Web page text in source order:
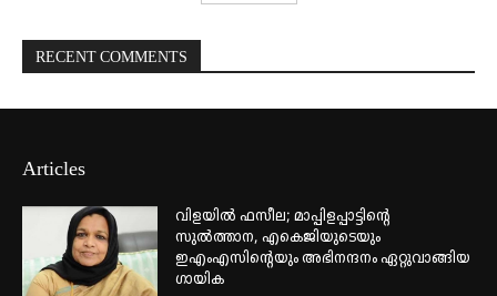
RECENT COMMENTS
Articles
വിളയിൽ ഫസീല; മാപ്പിളപ്പാട്ടിന്റെ
സുൽത്താന, എകെജിയുടെയും
ഇഎംഎസിന്റെയും അഭിനന്ദനം ഏറ്റുവാങ്ങിയ
ഗായിക